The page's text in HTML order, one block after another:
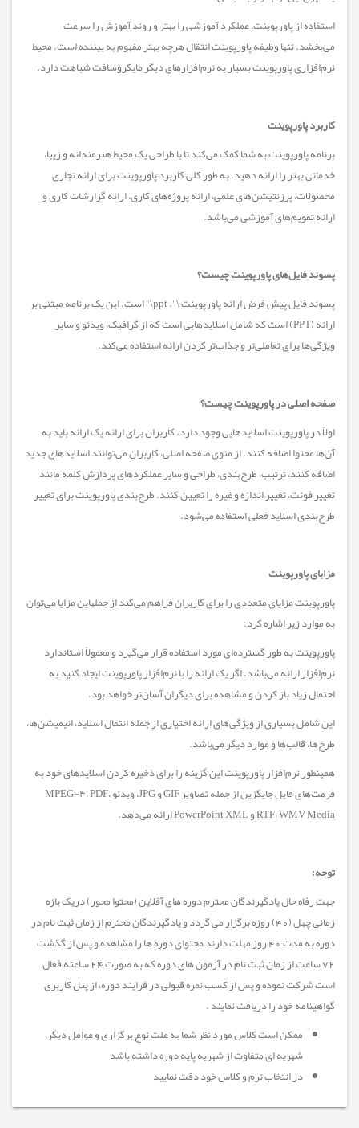
استفاده از پاورپوینت، عملکرد آموزشی را بهتر و روند آموزش را سرعت
می‌بخشد. تنها وظیفه پاورپوینت انتقال هرچه بهتر مفهوم به بیننده است. محیط
نرم‌افزاری پاورپوینت بسیار به نرم‌افزار‌های دیگر مایکرؤسافت شباهت دارد.
کاربرد پاورپوینت
برنامه پاورپوینت به شما کمک می‌کند تا با طراحی یک محیط هنرمندانه و زیبا،
خدماتی بهتر را ارائه دهید. به طور کلی کاربرد پاورپوینت برای ارائه تجاری
محصولات، پرزنتیشن‌های علمی، ارائه پروژه‌های کاری، ارائه گزارشات کاری و
ارائه تقویم‌های آموزشی می‌باشد.
پسوند فایل‌های پاورپوینت چیست؟
پسوند فایل پیش فرض ارائه پاورپوینت \". ppt\" است. این یک برنامه مبتنی بر
ارائه (PPT) است که شامل اسلاید‌هایی است که از گرافیک، ویدئو و سایر
ویژگی‌ها برای تعاملی‌تر و جذاب‌تر کردن ارائه استفاده می‌کند.
صفحه اصلی در پاورپوینت چیست؟
اولاً در پاورپوینت اسلاید‌هایی وجود دارد. کاربران برای ارائه یک ارائه باید به
آن‌ها محتوا اضافه کنند. از منوی صفحه اصلی، کاربران می‌توانند اسلاید‌های جدید
اضافه کنند، ترتیب، طرح‌بندی، طراحی و سایر عملکرد‌های پردازش کلمه مانند
تغییر فونت، تغییر اندازه و غیره را تعیین کنند. طرح‌بندی پاورپوینت برای تغییر
طرح‌بندی اسلاید فعلی استفاده می‌شود.
مزایای پاورپوینت
پاورپوینت مزایای متعددی را برای کاربران فراهم می‌کند از جملهاین مزایا می‌توان
به موارد زیر اشاره کرد:
پاورپوینت به طور گسترده‌ای مورد استفاده قرار می‌گیرد و معمولاً استاندارد
نرم‌افزار ارائه می‌باشد. اگر یک ارائه را با نرم‌افزار پاورپوینت ایجاد کنید به
احتمال زیاد باز کردن و مشاهده برای دیگران آسان‌تر خواهد بود.
این شامل بسیاری از ویژگی‌های ارائه اختیاری از جمله انتقال اسلاید، انیمیشن‌ها،
طرح‌ها، قالب‌ها و موارد دیگر می‌باشد.
همینطور نرم‌افزار پاورپوینت این گزینه را برای ذخیره کردن اسلاید‌های خود به
فرمت‌های فایل جایگزین از جمله تصاویر GIF و JPG، ویدئو MPEG-۴، PDF،
RTF، WMV Media و PowerPoint XML ارائه می‌دهد.
توجه:
جهت رفاه حال یادگیرندگان محترم دوره های آفلاین (محتوا محور) دریک بازه
زمانی چهل (40) روزه برگزار می گردد و یادگیرندگان محترم از زمان ثبت نام در
دوره به مدت 40 روز مهلت دارند محتوای دوره ها را مشاهده و پس از گذشت
72 ساعت از زمان ثبت نام در آزمون های دوره که به صورت 24 ساعته فعال
است شرکت نموده و پس از کسب نمره قبولی در فرایند دوره، از پنل کاربری
گواهینامه خود را دریافت نمایند .
ممکن است کلاس مورد نظر شما به علت نوع برگزاری و عوامل دیگر،
شهریه ای متفاوت از شهریه پایه دوره داشته باشد
در انتخاب ترم و کلاس خود دقت نمایید